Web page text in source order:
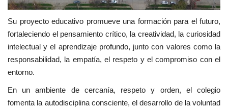
Su proyecto educativo promueve una formación para el futuro,
fortaleciendo el pensamiento crítico, la creatividad, la curiosidad
intelectual y el aprendizaje profundo, junto con valores como la
responsabilidad, la empatía, el respeto y el compromiso con el
entorno.
En un ambiente de cercanía, respeto y orden, el colegio
fomenta la autodisciplina consciente, el desarrollo de la voluntad